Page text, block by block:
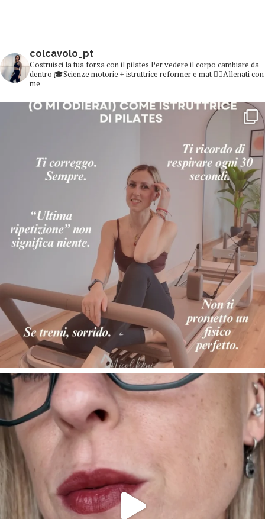
colcavolo_pt
Costruisci la tua forza con il pilates Per vedere il corpo cambiare da
dentro 🎓Scienze motorie + istruttrice reformer e mat 👇🏻Allenati con
me